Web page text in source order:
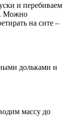
и перебиваем
Можно
на сите –
дольками и
массу до